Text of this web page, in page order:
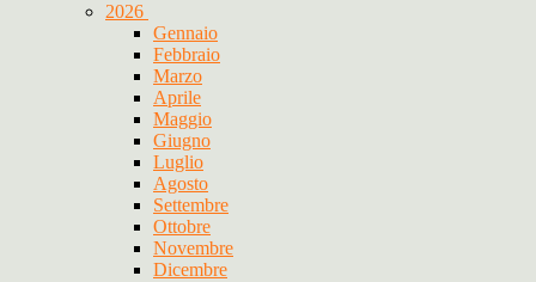
2026
Gennaio
Febbraio
Marzo
Aprile
Maggio
Giugno
Luglio
Agosto
Settembre
Ottobre
Novembre
Dicembre